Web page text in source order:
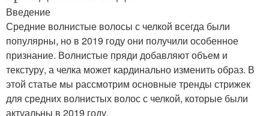
Введение
Средние волнистые волосы с челкой всегда были
популярны, но в 2019 году они получили особенное
признание. Волнистые пряди добавляют объем и
текстуру, а челка может кардинально изменить образ. В
этой статье мы рассмотрим основные тренды стрижек
для средних волнистых волос с челкой, которые были
актуальны в 2019 году.